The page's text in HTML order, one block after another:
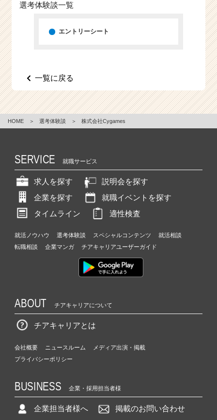
a
選考体験談一覧
エントリーシート
一覧に戻る
HOME ＞ 選考体験談 ＞ 株式会社Cygames
SERVICE 就職サービス
求人を探す
説明会を探す
企業を探す
就職イベントを探す
タイムライン
適性検査
就活ノウハウ 選考体験談 スペシャルコンテンツ
就活相談
転職相談
企業マンガ チアキャリアユーザーガイド
ABOUT チアキャリアについて
チアキャリアとは
会社概要 ニュースルーム
メディア出演・掲載
プライバシーポリシー
BUSINESS 企業・採用担当者様
企業担当者様へ 掲載のお問い合わせ